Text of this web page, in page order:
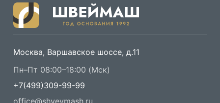
Москва, Варшавское шоссе, д.11
Пн–Пт 08:00–18:00 (Мск)
+7(499)309-99-99